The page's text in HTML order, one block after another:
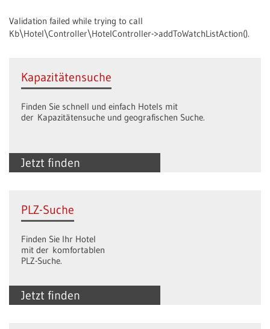
Validation failed while trying to call
Kb\Hotel\Controller\HotelController->addToWatchListAction().
Jetzt finden
Kapazitätensuche
Finden Sie schnell und einfach Hotels mit
der Kapazitätensuche und geografischen Suche.
Jetzt finden
PLZ-Suche
Finden Sie Ihr Hotel
mit der komfortablen
PLZ-Suche.